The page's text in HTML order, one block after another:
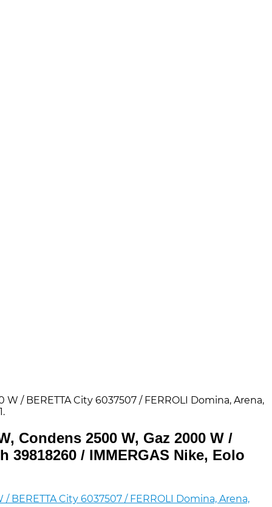
/ BERETTA City 6037507 / FERROLI Domina, Arena,
Condens 2500 W, Gaz 2000 W /
39818260 / IMMERGAS Nike, Eolo